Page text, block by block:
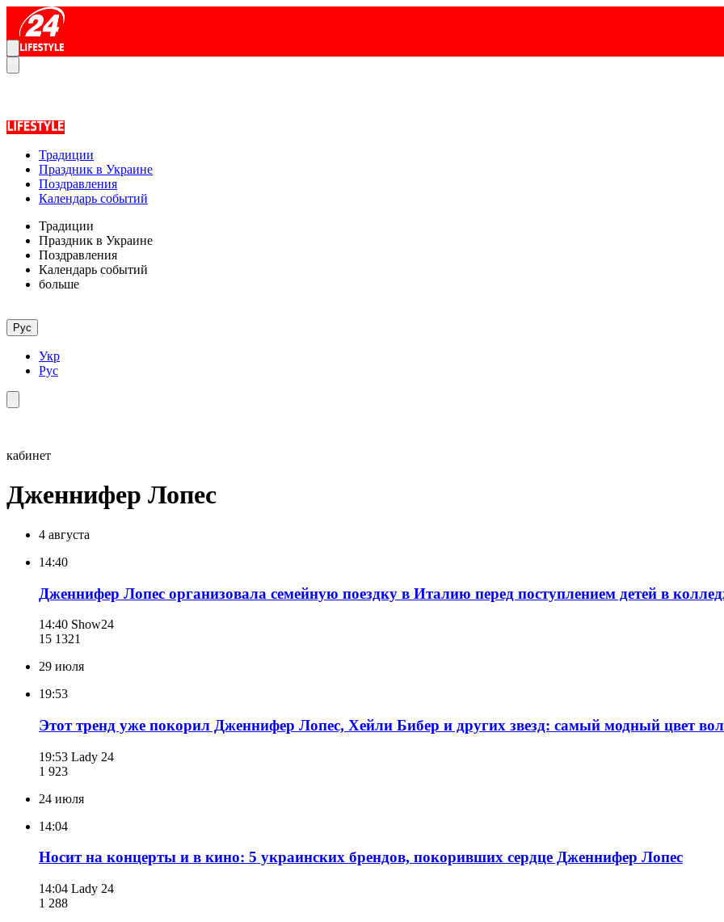
Традиции
Праздник в Украине
Поздравления
Календарь событий
Традиции
Праздник в Украине
Поздравления
Календарь событий
больше
Рус
Укр
Рус
кабинет
Дженнифер Лопес
4 августа
14:40
Дженнифер Лопес организовала семейную поездку в Италию перед поступлением детей в
14:40 Show24
15 1321
29 июля
19:53
Этот тренд уже покорил Дженнифер Лопес, Хейли Бибер и других звезд: самый модный цвет
19:53 Lady 24
1 923
24 июля
14:04
Носит на концерты и в кино: 5 украинских брендов, покоривших сердце Дженнифер Лопес
14:04 Lady 24
1 288